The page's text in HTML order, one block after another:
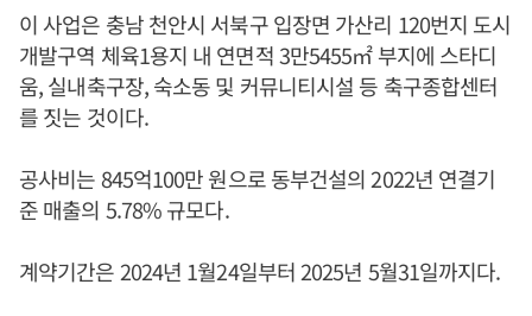
이 사업은 충남 천안시 서북구 입장면 가산리 120번지 도시
개발구역 체육1용지 내 연면적 3만5455㎡ 부지에 스타디
움, 실내축구장, 숙소동 및 커뮤니티시설 등 축구종합센터
를 짓는 것이다.
공사비는 845억100만 원으로 동부건설의 2022년 연결기
준 매출의 5.78% 규모다.
계약기간은 2024년 1월24일부터 2025년 5월31일까지다.